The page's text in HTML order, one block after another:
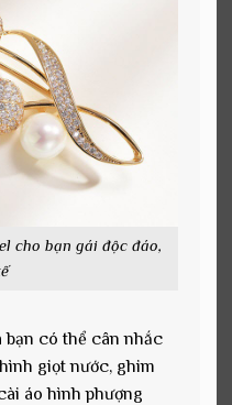
cho bạn gái độc đáo,
bạn có thể cân nhắc
giọt nước, ghim
áo hình phượng